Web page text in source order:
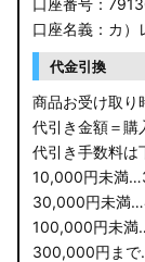
口座番号：
口座名義：カ）
代金引換
商品お受け取り
代引き金額＝購
代引き手数料は
10,000円未満
30,000円未満
100,000円未満
300,000円まで